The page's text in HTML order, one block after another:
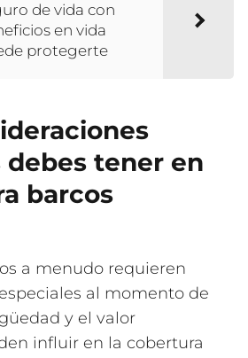
de vida con
en vida
protegerte
debes tener en
barcos
a menudo requieren
al momento de
y el valor
influir en la cobertura